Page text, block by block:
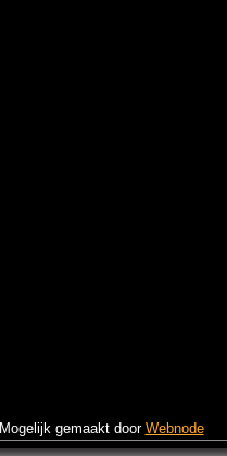
Mogelijk gemaakt door Webnode